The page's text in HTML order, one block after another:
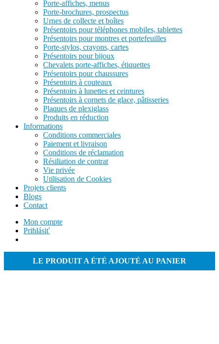
Porte-affiches, menus
Porte-brochures, prospectus
Urnes de collecte et boîtes
Présentoirs pour téléphones mobiles, tablettes
Présentoirs pour montres et portefeuilles
Porte-stylos, crayons, cartes
Présentoirs pour bijoux
Chevalets porte-affiches, étiquettes
Présentoirs pour chaussures
Présentoirs à couteaux
Présentoirs à lunettes et ceintures
Présentoirs à cornets de glace, pâtisseries
Plaques de plexiglass
Produits en réduction
Informations
Conditions commerciales
Paiement et livraison
Conditions de réclamation
Résiliation de contrat
Vie privée
Utilisation de Cookies
Projets clients
Blogs
Contact
Mon compte
Prihlásiť
LE PRODUIT A ÉTÉ AJOUTÉ AU PANIER